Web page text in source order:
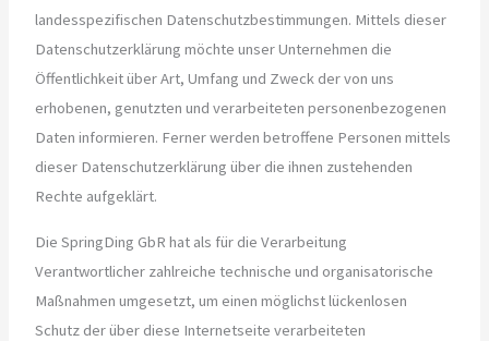
landesspezifischen Datenschutzbestimmungen. Mittels dieser
Datenschutzerklärung möchte unser Unternehmen die
Öffentlichkeit über Art, Umfang und Zweck der von uns
erhobenen, genutzten und verarbeiteten personenbezogenen
Daten informieren. Ferner werden betroffene Personen mittels
dieser Datenschutzerklärung über die ihnen zustehenden
Rechte aufgeklärt.
Die SpringDing GbR hat als für die Verarbeitung
Verantwortlicher zahlreiche technische und organisatorische
Maßnahmen umgesetzt, um einen möglichst lückenlosen
Schutz der über diese Internetseite verarbeiteten